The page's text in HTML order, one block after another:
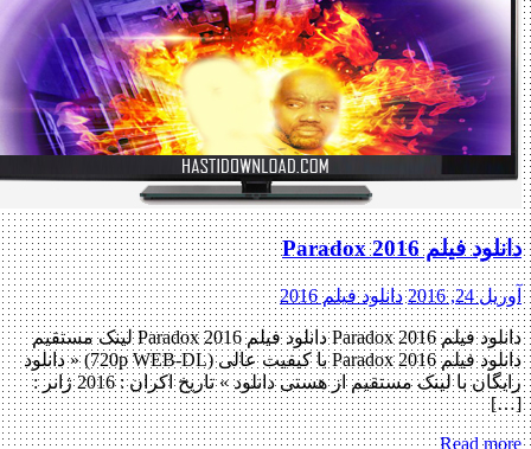
دانلود فیلم Paradox 2016
آوریل 24, 2016 دانلود فیلم 2016
دانلود فیلم Paradox 2016 دانلود فیلم Paradox 2016 لینک مستقیم
دانلود فیلم Paradox 2016 با کیفیت عالی (720p WEB-DL) « دانلود
رایگان با لینک مستقیم از هستی دانلود » تاریخ اکران : 2016 ژانر :
[…]
Read more